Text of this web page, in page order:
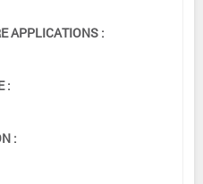
APPLICATIONS :
:
: